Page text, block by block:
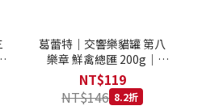
葛蕾特｜交響樂貓罐 第八
樂章 鮮禽總匯 200g｜
GranataPet 200克 主食罐
無穀罐 無膠罐 主食貓罐 德
罐
NT$119
NT$146 8.2折